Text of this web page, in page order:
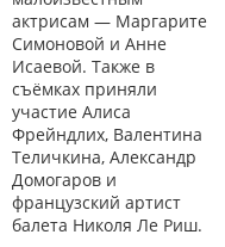
актрисам — Маргарите
Симоновой и Анне
Исаевой. Также в
съёмках приняли
участие Алиса
Фрейндлих, Валентина
Теличкина, Александр
Домогаров и
французский артист
балета Николя Ле Риш.